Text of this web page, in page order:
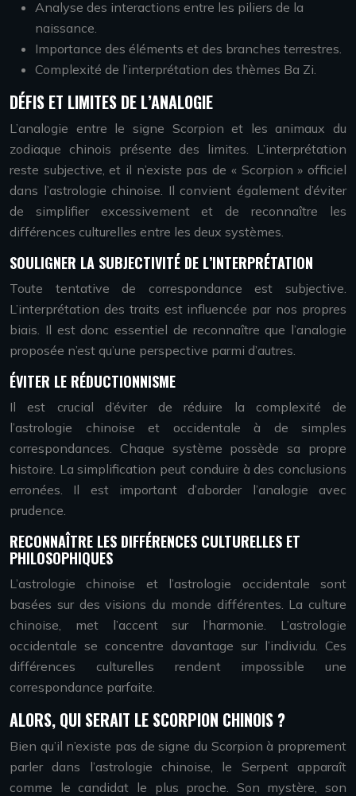
Analyse des interactions entre les piliers de la
naissance.
Importance des éléments et des branches terrestres.
Complexité de l’interprétation des thèmes Ba Zi.
DÉFIS ET LIMITES DE L’ANALOGIE
L’analogie entre le signe Scorpion et les animaux du
zodiaque chinois présente des limites. L’interprétation
reste subjective, et il n’existe pas de « Scorpion » officiel
dans l’astrologie chinoise. Il convient également d’éviter
de simplifier excessivement et de reconnaître les
différences culturelles entre les deux systèmes.
SOULIGNER LA SUBJECTIVITÉ DE L’INTERPRÉTATION
Toute tentative de correspondance est subjective.
L’interprétation des traits est influencée par nos propres
biais. Il est donc essentiel de reconnaître que l’analogie
proposée n’est qu’une perspective parmi d’autres.
ÉVITER LE RÉDUCTIONNISME
Il est crucial d’éviter de réduire la complexité de
l’astrologie chinoise et occidentale à de simples
correspondances. Chaque système possède sa propre
histoire. La simplification peut conduire à des conclusions
erronées. Il est important d’aborder l’analogie avec
prudence.
RECONNAÎTRE LES DIFFÉRENCES CULTURELLES ET
PHILOSOPHIQUES
L’astrologie chinoise et l’astrologie occidentale sont
basées sur des visions du monde différentes. La culture
chinoise, met l’accent sur l’harmonie. L’astrologie
occidentale se concentre davantage sur l’individu. Ces
différences culturelles rendent impossible une
correspondance parfaite.
ALORS, QUI SERAIT LE SCORPION CHINOIS ?
Bien qu’il n’existe pas de signe du Scorpion à proprement
parler dans l’astrologie chinoise, le Serpent apparaît
comme le candidat le plus proche. Son mystère, son